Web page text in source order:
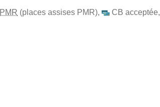
PMR (places assises PMR), CB acceptée,